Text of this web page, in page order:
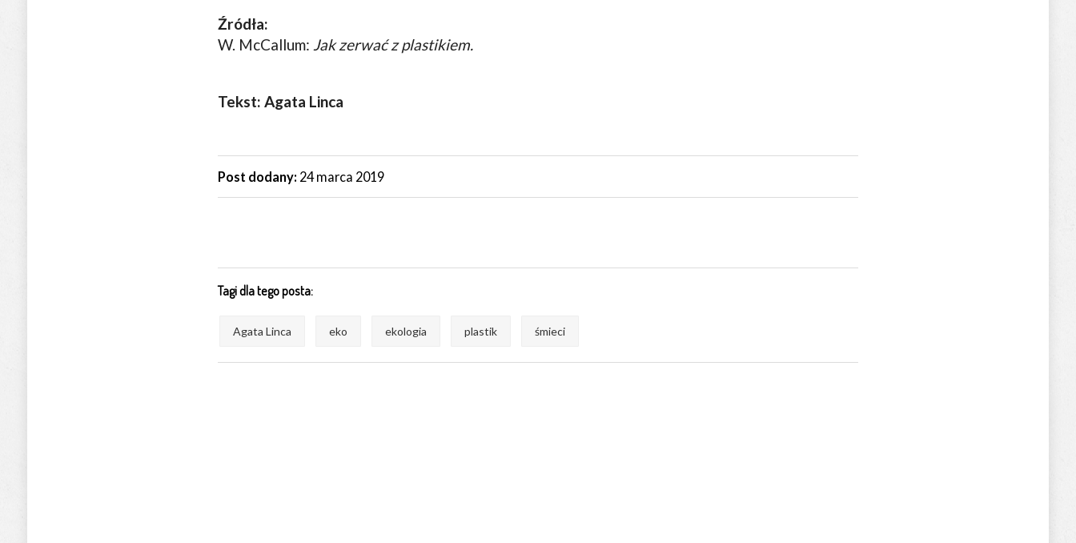
Źródła:
W. McCallum: Jak zerwać z plastikiem.
Tekst: Agata Linca
Post dodany: 24 marca 2019
Tagi dla tego posta:
Agata Linca eko ekologia plastik śmieci